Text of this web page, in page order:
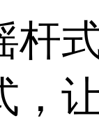
杆
，